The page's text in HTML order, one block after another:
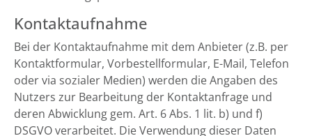
Kontaktaufnahme
Bei der Kontaktaufnahme mit dem Anbieter (z.B. per
Kontaktformular, Vorbestellformular, E-Mail, Telefon
oder via sozialer Medien) werden die Angaben des
Nutzers zur Bearbeitung der Kontaktanfrage und
deren Abwicklung gem. Art. 6 Abs. 1 lit. b) und f)
DSGVO verarbeitet. Die Verwendung dieser Daten